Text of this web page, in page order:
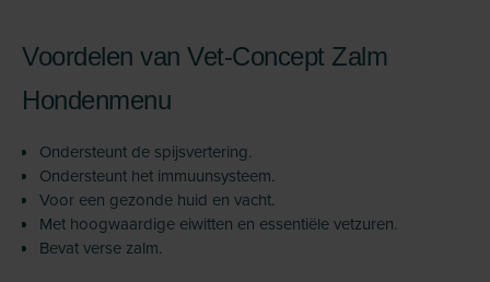
Voordelen van Vet-Concept Zalm
Hondenmenu
Ondersteunt de spijsvertering.
Ondersteunt het immuunsysteem.
Voor een gezonde huid en vacht.
Met hoogwaardige eiwitten en essentiële vetzuren.
Bevat verse zalm.